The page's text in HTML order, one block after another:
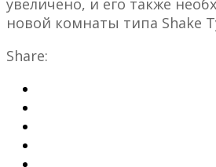
увеличено, и его также
новой комнаты типа Shake
Share: